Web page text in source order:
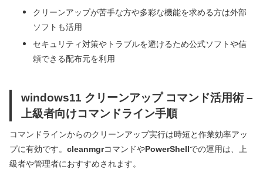
クリーンアップが苦手な方や多彩な機能を求める方は外部
ソフトも活用
セキュリティ対策やトラブルを避けるため公式ソフトや信
頼できる配布元を利用
windows11 クリーンアップ コマンド活用術 –
上級者向けコマンドライン手順
コマンドラインからのクリーンアップ実行は時短と作業効率アッ
プに有効です。 cleanmgrコマンドやPowerShellでの運用は、上
級者や管理者におすすめされます。